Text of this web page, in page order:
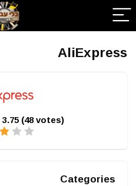
AliExpress
3.75 (48votes)
Categories